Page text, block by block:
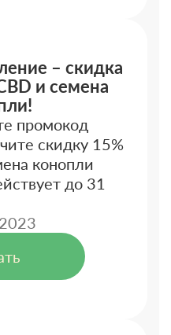
– скидка
и семена
промокод
скидку 15%
конопли
до 31